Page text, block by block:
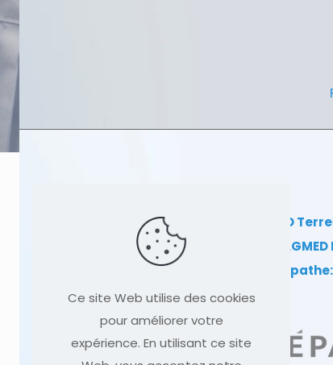
Clinique TAGMED
Clinique
Dr Sylvain Desforges,
Ce site Web utilise des cookies
pour améliorer votre
expérience. En utilisant ce site